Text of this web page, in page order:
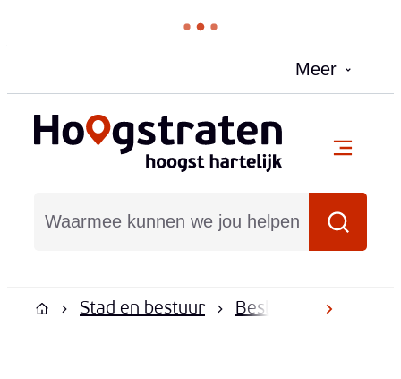
Meer
Hoogstraten
Zoeken
menu
scroll
Startpagina
Stad en bestuur Besluiten en